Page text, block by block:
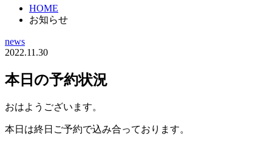
HOME
お知らせ
news
2022.11.30
本日の予約状況
おはようございます。
本日は終日ご予約で込み合っております。